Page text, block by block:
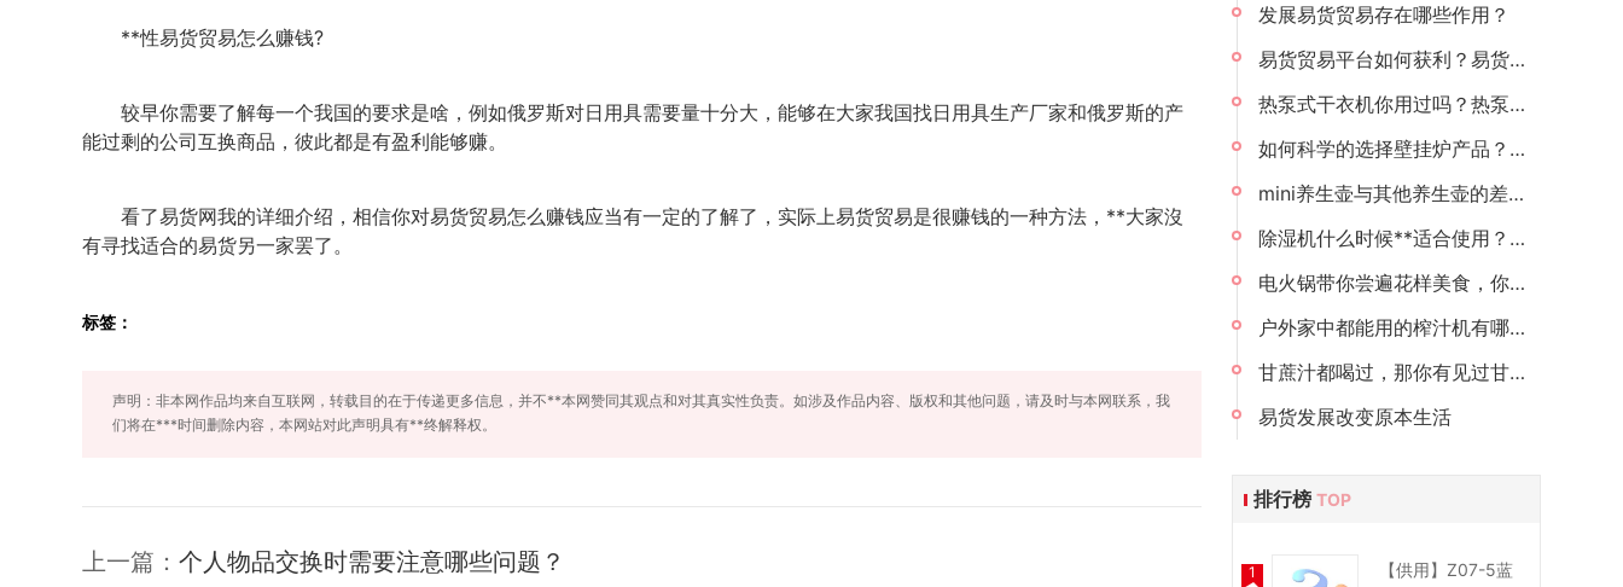
**性易货贸易怎么赚钱?
较早你需要了解每一个我国的要求是啥，例如俄罗斯对日用具需要量十分大，能够在大家我国找日用具生产厂家和俄罗斯的产
能过剩的公司互换商品，彼此都是有盈利能够赚。
看了易货网我的详细介绍，相信你对易货贸易怎么赚钱应当有一定的了解了，实际上易货贸易是很赚钱的一种方法，**大家沒
有寻找适合的易货另一家罢了。
标签：
声明：非本网作品均来自互联网，转载目的在于传递更多信息，并不**本网赞同其观点和对其真实性负责。如涉及作品内容、版权和其他问题，请及时与本网联系，我
们将在***时间删除内容，本网站对此声明具有**终解释权。
上一篇： 个人物品交换时需要注意哪些问题？
发展易货贸易存在哪些作用？
易货贸易平台如何获利？易货贸易思路怎样？
热泵式干衣机你用过吗？热泵式干衣机的功能及用法
如何科学的选择壁挂炉产品？在这个冬天壁挂炉温暖你
mini养生壶与其他养生壶的差别在哪里？mini养生壶的使用性能怎么样？
除湿机什么时候**适合使用？全年使用除湿机安全吗？
电火锅带你尝遍花样美食，你还在等什么？
户外家中都能用的榨汁机有哪些？米家便携榨汁机推荐给你
甘蔗汁都喝过，那你有见过甘蔗榨汁机吗？
易货发展改变原本生活
排行榜 TOP
1
【供用】Z07-5蓝